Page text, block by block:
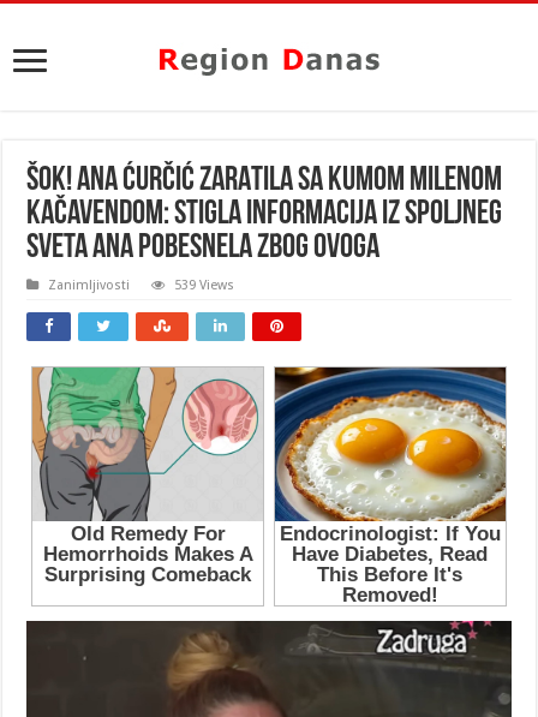
ŠOK! ANA ĆURČIĆ ZARATILA SA KUMOM MILENOM
KAČAVENDOM: Stigla informacija iz spoljneg
sveta ANA POBESNELA ZBOG OVOGA
Zanimljivosti 539 Views